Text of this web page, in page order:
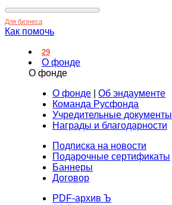
Для бизнеса
Как помочь
29
О фонде
О фонде
О фонде
Об эндаументе
Команда Русфонда
Учредительные документы
Награды и благодарности
Подписка на новости
Подарочные сертификаты
Баннеры
Договор
PDF-архив Ъ